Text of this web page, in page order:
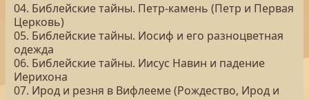
04. Библейские тайны. Петр-камень (Петр и Первая
Церковь)
05. Библейские тайны. Иосиф и его разноцветная
одежда
06. Библейские тайны. Иисус Навин и падение
Иерихона
07. Ирод и резня в Вифлееме (Рождество, Ирод и